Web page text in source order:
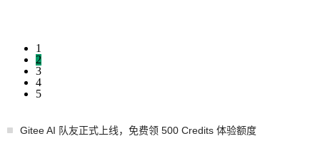
1
2
3
4
5
Gitee AI 队友正式上线，免费领 500 Credits 体验额度